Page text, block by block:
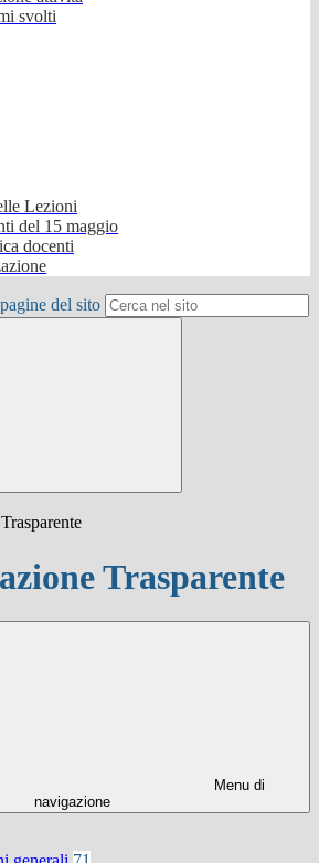
svolti
Lezioni
del 15 maggio
docenti
del sito
Trasparente
Menu di
navigazione